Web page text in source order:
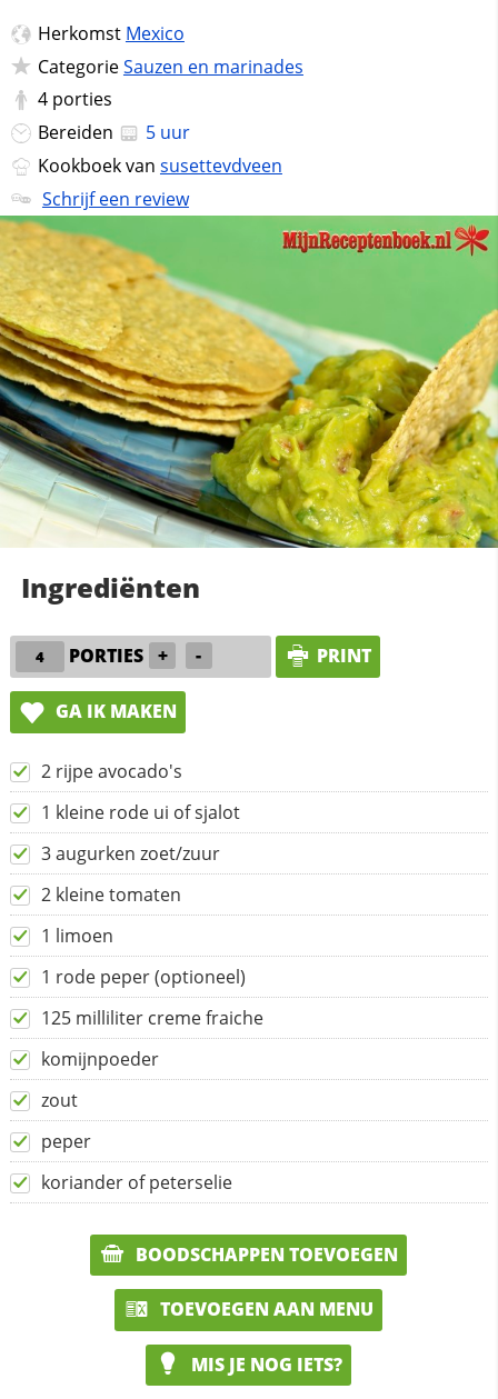
Herkomst Mexico
CategorieSauzen en marinades
4 porties
Bereiden
5 uur
Kookboek van susettevdveen
Schrijf een review
Ingrediënten
PORTIES + - PRINT
GA IK MAKEN
2 rijpe avocado's
1 kleine rode ui of sjalot
3 augurken zoet/zuur
2 kleine tomaten
1 limoen
1 rode peper (optioneel)
125 milliliter creme fraiche
komijnpoeder
zout
peper
koriander of peterselie
BOODSCHAPPEN TOEVOEGEN
TOEVOEGEN AAN MENU
MIS JE NOG IETS?